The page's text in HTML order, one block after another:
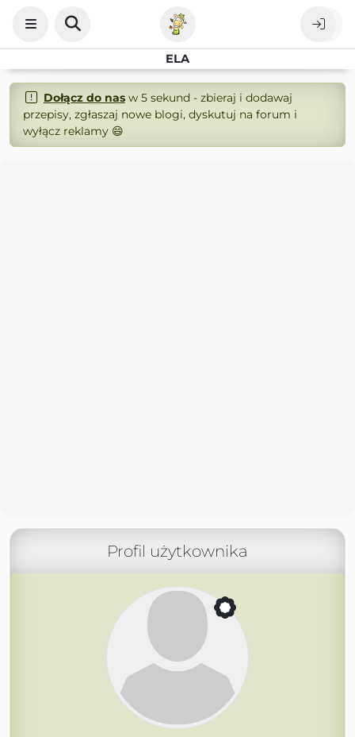
ELA
Dołącz do nasw 5 sekund - zbieraj i dodawaj
przepisy, zgłaszaj nowe blogi, dyskutuj na forum i
wyłącz reklamy 😄
Profil użytkownika